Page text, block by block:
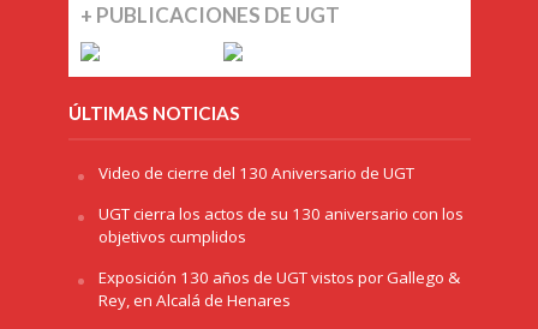
+ PUBLICACIONES DE UGT
ÚLTIMAS NOTICIAS
Video de cierre del 130 Aniversario de UGT
UGT cierra los actos de su 130 aniversario con los
objetivos cumplidos
Exposición 130 años de UGT vistos por Gallego &
Rey, en Alcalá de Henares